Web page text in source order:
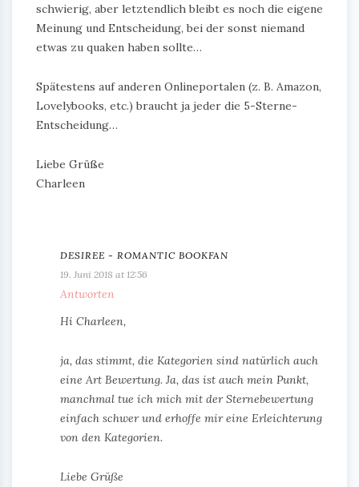
schwierig, aber letztendlich bleibt es noch die eigene
Meinung und Entscheidung, bei der sonst niemand
etwas zu quaken haben sollte…
Spätestens auf anderen Onlineportalen (z. B. Amazon,
Lovelybooks, etc.) braucht ja jeder die 5-Sterne-
Entscheidung…
Liebe Grüße
Charleen
DESIREE - ROMANTIC BOOKFAN
19. Juni 2018 at 12:56
Antworten
Hi Charleen,
ja, das stimmt, die Kategorien sind natürlich auch
eine Art Bewertung. Ja, das ist auch mein Punkt,
manchmal tue ich mich mit der Sternebewertung
einfach schwer und erhoffe mir eine Erleichterung
von den Kategorien.
Liebe Grüße